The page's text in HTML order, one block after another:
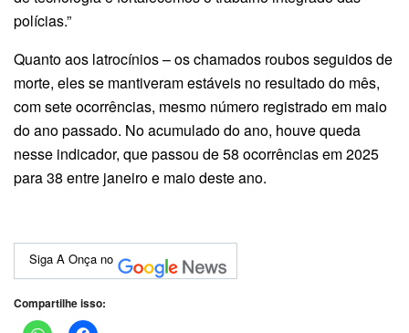
polícias.”
Quanto aos latrocínios – os chamados roubos seguidos de
morte, eles se mantiveram estáveis no resultado do mês,
com sete ocorrências, mesmo número registrado em maio
do ano passado. No acumulado do ano, houve queda
nesse indicador, que passou de 58 ocorrências em 2025
para 38 entre janeiro e maio deste ano.
Siga A Onça no
Compartilhe isso: